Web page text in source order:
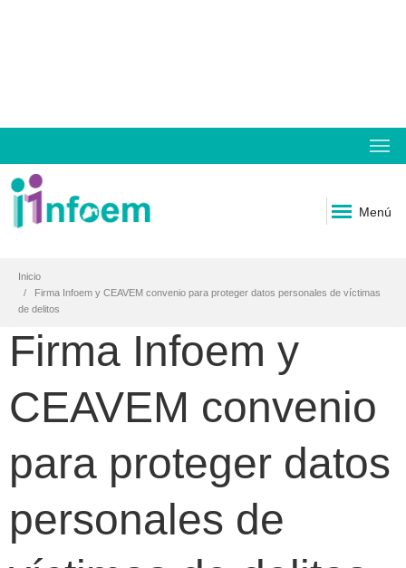
Menú
Inicio
Firma Infoem y CEAVEM convenio para proteger datos personales de víctimas
de delitos
Firma Infoem y
CEAVEM convenio
para proteger datos
personales de